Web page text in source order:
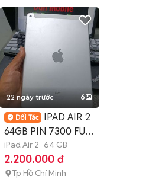
22 ngày trước 6
IPAD AIR 2
64GB PIN 7300 FULL
CN MÁY ZIN KHÁ
ĐẸP
iPad Air 2 64 GB
2.200.000 đ
Tp Hồ Chí Minh